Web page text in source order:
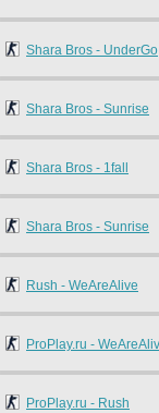
Shara Bros - UnderGo
Shara Bros - Sunrise
Shara Bros - 1fall
Shara Bros - Sunrise
Rush - WeAreAlive
ProPlay.ru -
ProPlay.ru - Rush